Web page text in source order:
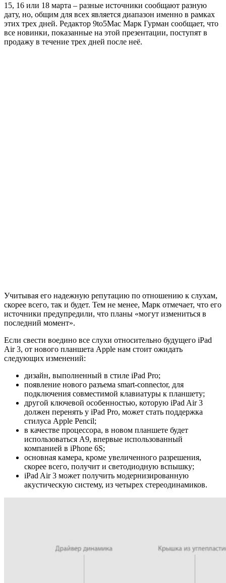
15, 16 или 18 марта – разные источники сообщают разную
дату, но, общим для всех является диапазон именно в рамках
этих трех дней. Редактор 9to5Mac Марк Гурман сообщает, что
все новинки, показанные на этой презентации, поступят в
продажу в течение трех дней после неё.
Учитывая его надежную репутацию по отношению к слухам,
скорее всего, так и будет. Тем не менее, Марк отмечает, что его
источники предупредили, что планы «могут измениться в
последний момент».
Если свести воедино все слухи относительно будущего iPad
Air 3, от нового планшета Apple нам стоит ожидать
следующих изменений:
дизайн, выполненный в стиле iPad Pro;
появление нового разъема smart-connector, для
подключения совместимой клавиатуры к планшету;
другой ключевой особенностью, которую iPad Air 3
должен перенять у iPad Pro, может стать поддержка
стилуса Apple Pencil;
в качестве процессора, в новом планшете будет
использоваться A9, впервые использованный
компанией в iPhone 6S;
основная камера, кроме увеличенного разрешения,
скорее всего, получит и светодиодную вспышку;
iPad Air 3 может получить модернизированную
акустическую систему, из четырех стереодинамиков.